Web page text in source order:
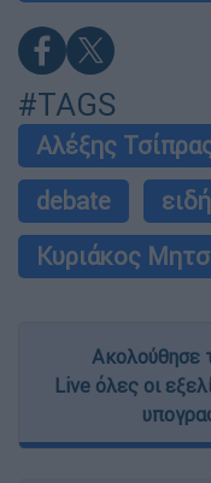
#TAGS
Αλέξης
debate
Κυριάκος
Ακολούθησε
Live όλες οι